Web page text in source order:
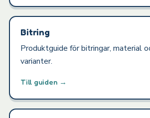
Bitring
Produktguide för bitringar, material
varianter.
Till guiden →